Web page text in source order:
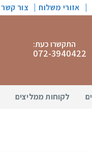
| אזורי משלוח צור קשר
התקשרו כעת:
072-3940422
לקוחות ממליצים